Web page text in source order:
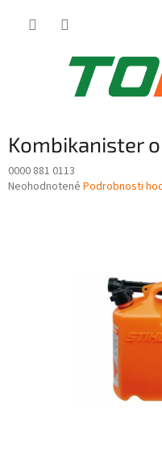
Kombikanister
0000 881 0113
Priemerné
Neohodnotené Podrobnosti